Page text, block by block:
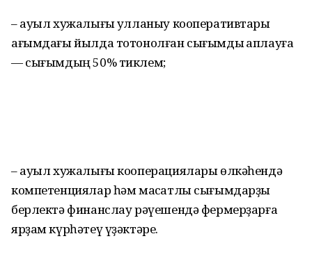
– ауыл хужалығы ҡулланыу кооперативтары
ағымдағы йылда тотонолған сығымды ҡаплауға
— сығымдың 50% тиклем;
– ауыл хужалығы кооперациялары өлкәһендә
компетенциялар һәм маҡсатлы сығымдарҙы
берлектә финанслау рәүешендә фермерҙарға
ярҙам күрһәтеү үҙәктәре.